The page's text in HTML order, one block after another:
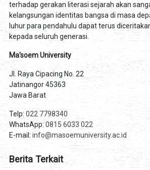
terhadap gerakan literasi sejarah akan
kelangsungan identitas bangsa di masa
luhur para pendahulu dapat terus
kepada seluruh generasi.
Ma'soem University
Jl. Raya Cipacing No. 22
Jatinangor 45363
Jawa Barat
Telp: 022 7798340
WhatsApp: 0815 6033 022
E-mail: info@masoemuniversity.ac.id
Berita Terkait